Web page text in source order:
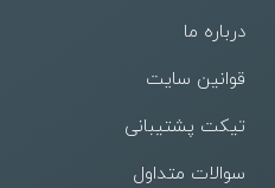
درباره ما
قوانین سایت
تیکت پشتیبانی
سوالات متداول